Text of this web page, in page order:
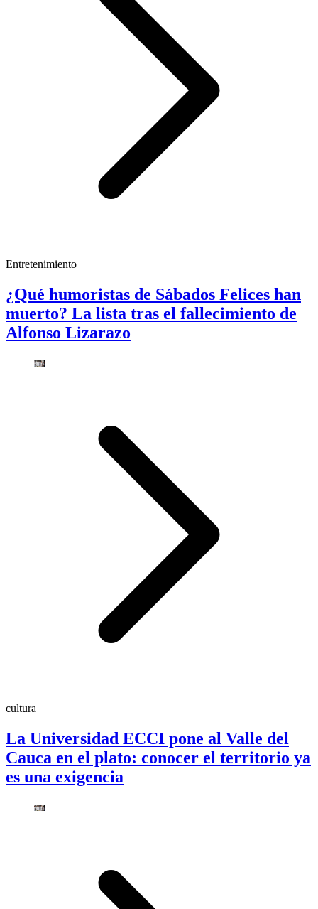
Entretenimiento
¿Qué humoristas de Sábados Felices han
muerto? La lista tras el fallecimiento de
Alfonso Lizarazo
cultura
La Universidad ECCI pone al Valle del
Cauca en el plato: conocer el territorio ya
es una exigencia